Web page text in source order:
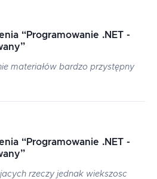
“Programowanie .NET -
”
materiałów bardzo przystępny
“Programowanie .NET -
”
rzeczy jednak wiekszosc